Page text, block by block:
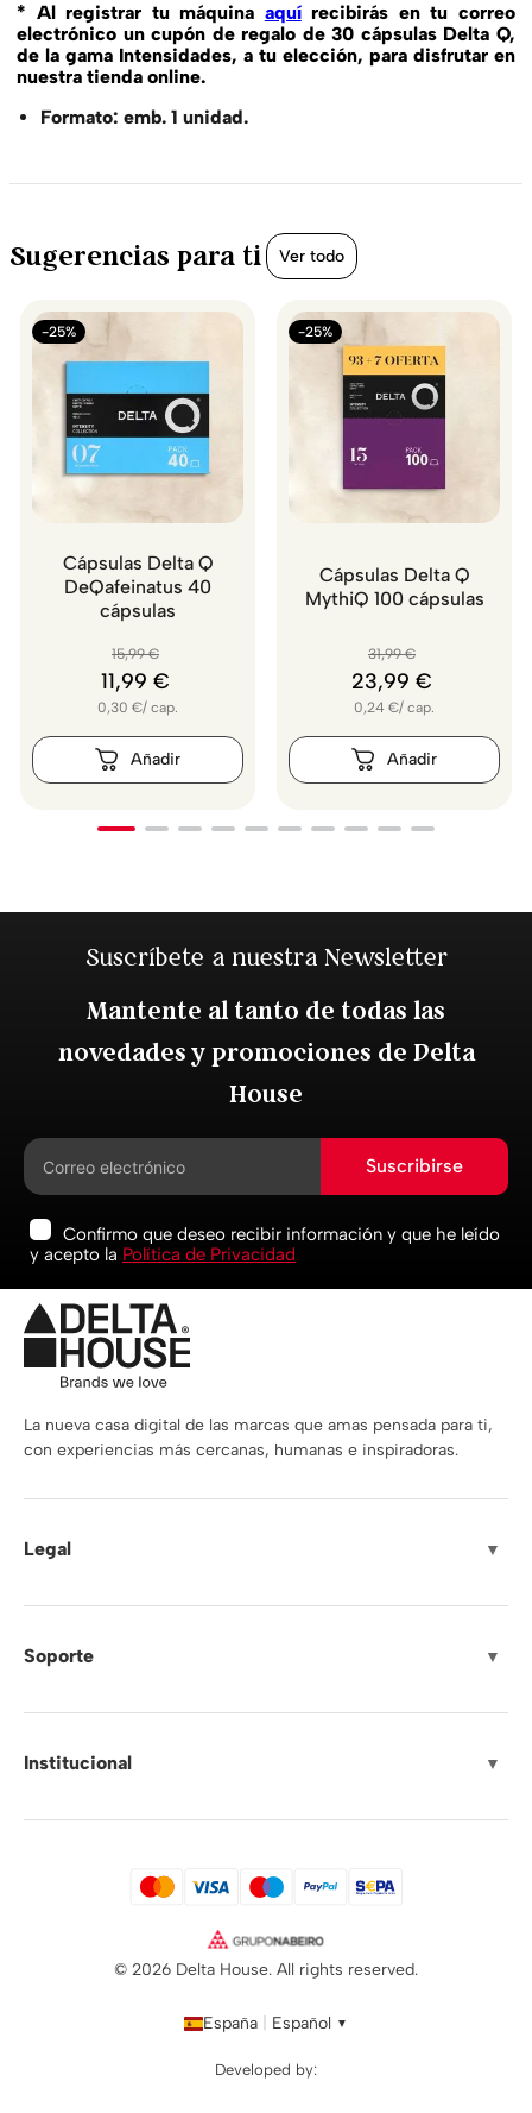
* Al registrar tu máquina aquírecibirás en tu correo
electrónico un cupón de regalo de 30 cápsulas Delta Q,
de la gama Intensidades, a tu elección, para disfrutar en
nuestra tienda online.
Formato: emb. 1 unidad.
Sugerencias para ti Ver todo
-25%
Cápsulas Delta Q
DeQafeinatus 40
cápsulas
15,99 €
11,99 €
0,30 €/ cap.
-25%
Cápsulas Delta Q
MythiQ 100 cápsulas
31,99 €
23,99 €
0,24 €/ cap.
Suscríbete a nuestra Newsletter
Mantente al tanto de todas las
novedades y promociones de Delta
House
Suscribirse
Confirmo que deseo recibir información y que he leído
y acepto la Política de Privacidad
La nueva casa digital de las marcas que amas pensada para ti,
con experiencias más cercanas, humanas e inspiradoras.
Legal ▼
Soporte ▼
Institucional ▼
© 2026 Delta House. All rights reserved.
España Español ▼
Developed by: